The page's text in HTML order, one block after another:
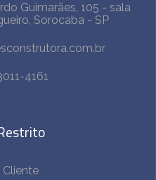
Guimarães, 105 - sala
Sorocaba - SP
4161